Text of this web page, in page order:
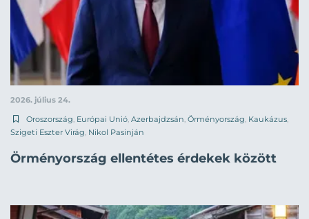
2026. július 24.
Oroszország Európai Unió Azerbajdzsán Örményország Kaukázus
Szigeti Eszter Virág Nikol Pasinján
Örményország ellentétes érdekek között